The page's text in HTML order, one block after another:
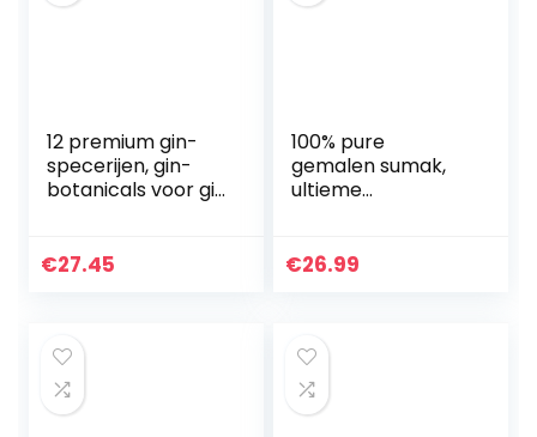
12 premium gin-
specerijen, gin-
botanicals voor gin
koken, Gin
€27.45
100% pure
gemalen sumak,
ultieme
zonder zout,
€26.99